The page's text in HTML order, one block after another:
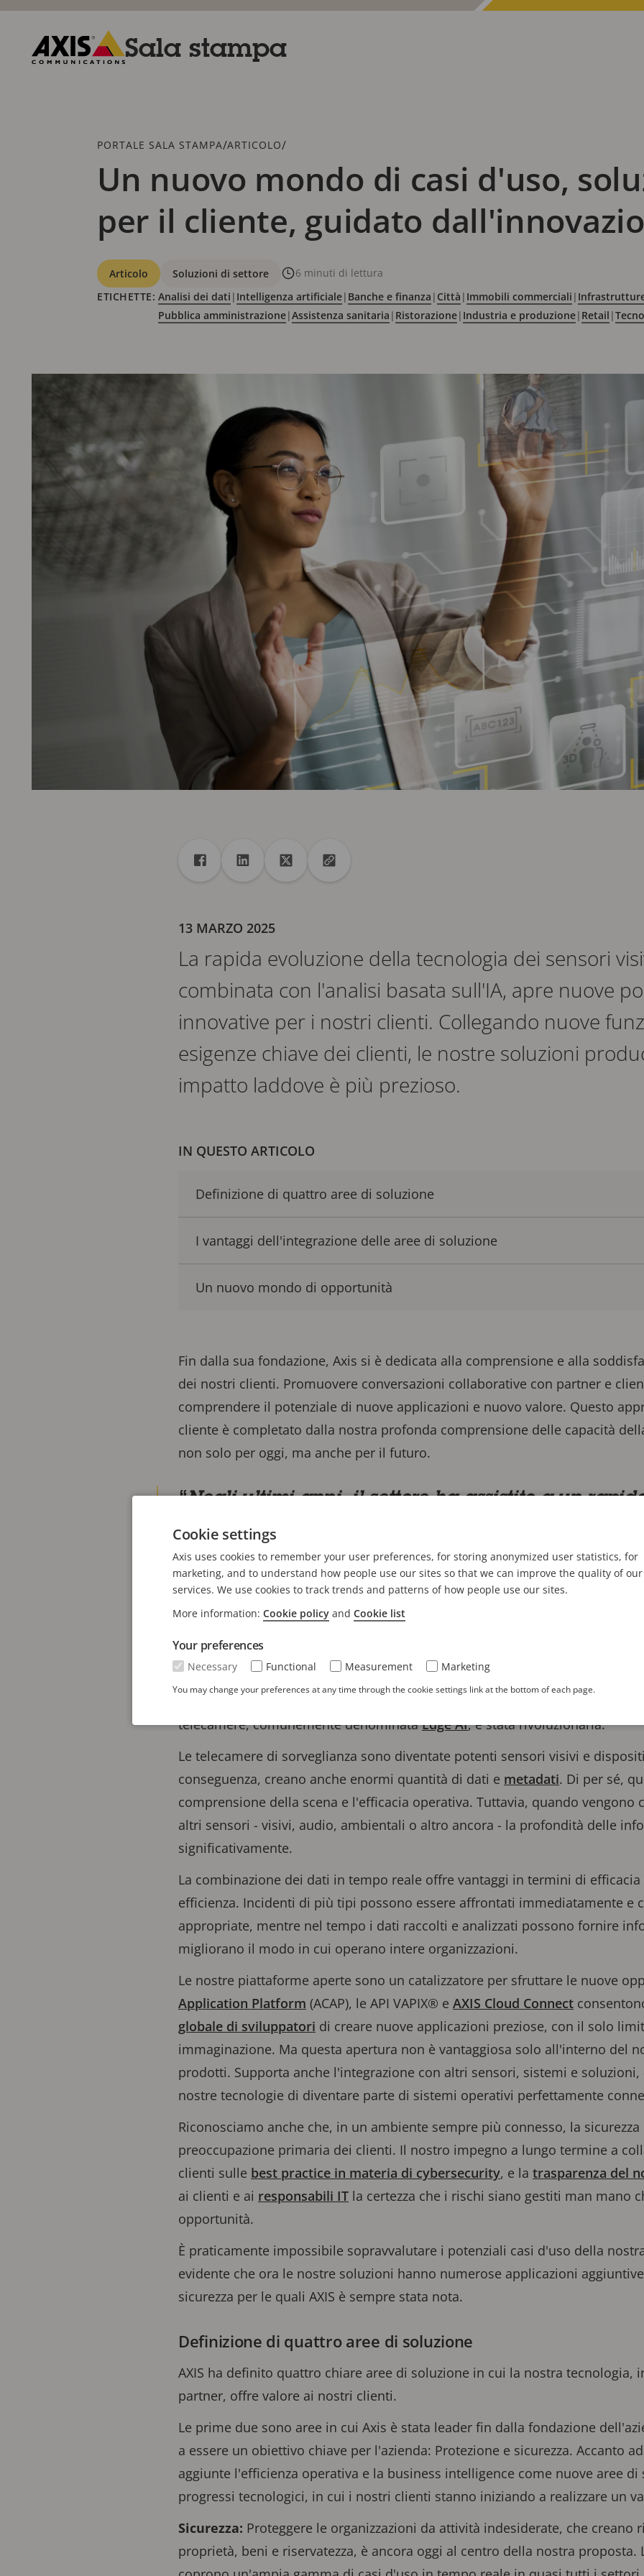
Salta
contenuto
principale
Sala stampa
Breadcrumb
PORTALE SALA STAMPA/ARTICOLO/
Un nuovo mondo di casi d'uso,
per il cliente, guidato
Categorie
Articolo Soluzioni di settore
6 minuti di lettura
ETICHETTE: Analisi dei dati | Intelligenza artificiale| Banche e finanza | Città | Immobili commerciali |
Pubblica amministrazione|Assistenza sanitaria | Ristorazione| Industria e produzione| Retail |
Condivisione
Condividi con Facebook
Condividi con Linkedin
Condividi con XCopia URL negli Appunti
13 MARZO 2025
La rapida evoluzione della tecnologia dei sensori
combinata con l'analisi basata sull'IA, apre nuove
innovative per i nostri clienti. Collegando nuove
esigenze chiave dei clienti, le nostre soluzioni
impatto laddove è più prezioso.
IN QUESTO ARTICOLO
Definizione di quattro aree di soluzione
I vantaggi dell'integrazione delle aree di soluzione
Un nuovo mondo di opportunità
Fin dalla sua fondazione, Axis si è dedicata alla comprensione e alla
dei nostri clienti. Promuovere conversazioni collaborative con partner e
comprendere il potenziale di nuove applicazioni e nuovo valore. Questo
cliente è completato dalla nostra profonda comprensione delle capacità
non solo per oggi, ma anche per il futuro.
Negli ultimi anni, il settore ha assistito a un
modifiche, aprendo la porta a un numero quasi
potenziali applicazioni basate sulla piattaforma
- Carl Staël von Holstein, Business Development Manager - Future Business, Axis
, il nostro chip sviluppato internamente, alla base
delle nostre telecamere di video sorveglianzac, da diversi anni l'analisi
telecamere, comunemente denominataEdge AI, è stata rivoluzionaria.
Le telecamere di sorveglianza sono diventate potenti sensori visivi e
conseguenza, creano anche enormi quantità di dati e metadati. Di per sé,
comprensione della scena e l'efficacia operativa. Tuttavia, quando vengono
altri sensori - visivi, audio, ambientali o altro ancora - la profondità delle
significativamente.
La combinazione dei dati in tempo reale offre vantaggi in termini di efficacia
efficienza. Incidenti di più tipi possono essere affrontati immediatamente e
appropriate, mentre nel tempo i dati raccolti e analizzati possono fornire
migliorano il modo in cui operano intere organizzazioni.
Le nostre piattaforme aperte sono un catalizzatore per sfruttare le nuove
Application Platform (ACAP), le API VAPIX® e AXIS Cloud Connect
globale di sviluppatori di creare nuove applicazioni preziose, con il solo
immaginazione. Ma questa apertura non è vantaggiosa solo all'interno del
prodotti. Supporta anche l'integrazione con altri sensori, sistemi e
nostre tecnologie di diventare parte di sistemi operativi perfettamente
Riconosciamo anche che, in un ambiente sempre più connesso, la
preoccupazione primaria dei clienti. Il nostro impegno a lungo termine a
clienti sulle best practice in materia di cybersecurity, e la trasparenza del
ai clienti e ai responsabili IT la certezza che i rischi siano gestiti man mano
opportunità.
È praticamente impossibile sopravvalutare i potenziali casi d'uso della
evidente che ora le nostre soluzioni hanno numerose applicazioni
sicurezza per le quali AXIS è sempre stata nota.
Definizione di quattro aree di soluzione
AXIS ha definito quattro chiare aree di soluzione in cui la nostra tecnologia,
partner, offre valore ai nostri clienti.
Le prime due sono aree in cui Axis è stata leader fin dalla fondazione
a essere un obiettivo chiave per l'azienda: Protezione e sicurezza. Accanto
aggiunte l'efficienza operativa e la business intelligence come nuove aree di
progressi tecnologici, in cui i nostri clienti stanno iniziando a realizzare un
Sicurezza: Proteggere le organizzazioni da attività indesiderate, che creano
proprietà, beni e riservatezza, è ancora oggi al centro della nostra proposta.
Cookie settings
Axis uses cookies to remember your user preferences, for storing anonymized user statistics, for
marketing, and to understand how people use our sites so that we can improve the quality of our
services. We use cookies to track trends and patterns of how people use our sites.
More information: Cookie policy and Cookie list
Your preferences
Necessary Functional Measurement Marketing
You may change your preferences at any time through the cookie settings link at the bottom of each page.